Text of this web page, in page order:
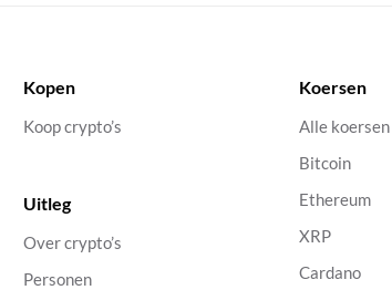
Kopen
Koop crypto’s
Uitleg
Over crypto’s
Personen
Koersen
Alle koersen
Bitcoin
Ethereum
XRP
Cardano